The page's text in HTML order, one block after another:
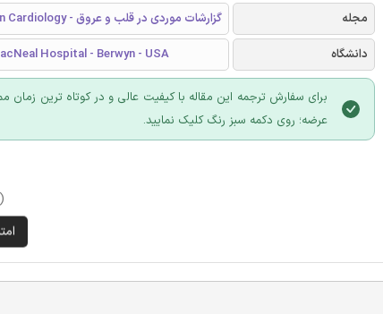
مجله
گزارشات موردی در قلب و عروق - Case Reports in Cardiology
دانشگاه
Hospital - Berwyn - USA
برای سفارش ترجمه این مقاله با کیفیت عالی و در کوتاه ترین
عرضه؛ روی دکمه سبز رنگ کلیک نمایید.